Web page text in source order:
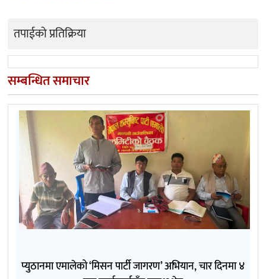
तपाईको प्रतिक्रिया
सम्बन्धित समाचार
प्युठानमा एमालेको ‘मिसन पार्टी जागरण’ अभियान, चार दिनमा ४